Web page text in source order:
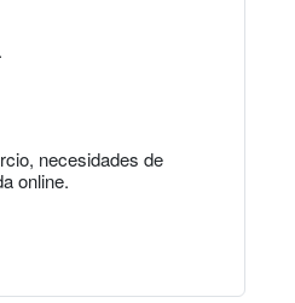
necesidades de
online.